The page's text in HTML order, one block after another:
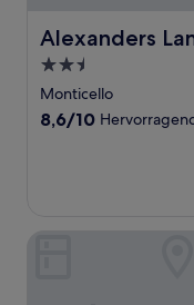
Alexanders
Alexanders
2.5-
Sterne-
Unterkunft
Monticello
8.6
8,6/10